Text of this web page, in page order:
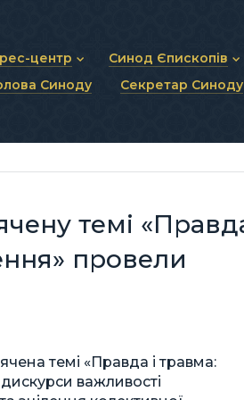
центр
та анонси
Синод Єпископів
Статут Синоду
Синодальні органи
Синоду Секретар Синоду
темі
провели
темі «Правда і травма:
важливості